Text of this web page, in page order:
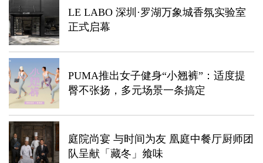
LE LABO 深圳·罗湖万象城香氛实验室
正式启幕
PUMA推出女子健身“小翘裤”：适度提
臀不张扬，多元场景一条搞定
庭院尚宴 与时间为友 凰庭中餐厅厨师团
队呈献「藏冬」飨味